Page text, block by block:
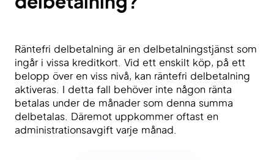
Räntefri delbetalning är en delbetalningstjänst som
ingår i vissa kreditkort. Vid ett enskilt köp, på ett
belopp över en viss nivå, kan räntefri delbetalning
aktiveras. I detta fall behöver inte någon ränta
betalas under de månader som denna summa
delbetalas. Däremot uppkommer oftast en
administrationsavgift varje månad.